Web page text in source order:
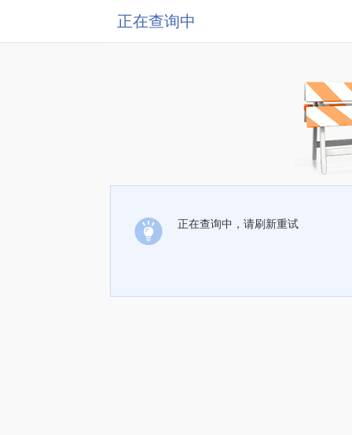
正在查询中
正在查询中，请刷新重试